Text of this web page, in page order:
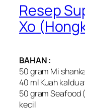
Resep
Xo
BAHAN :
50 gram Mi
40 ml Kuah kaldu
50 gram Seafood
kecil